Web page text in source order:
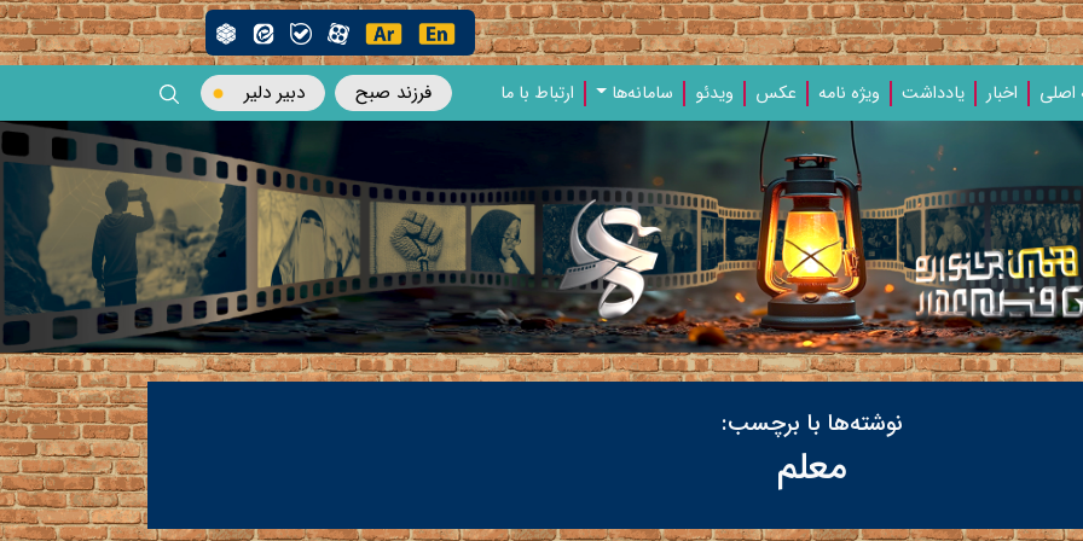
فرزند صبح دبیر دلیر اخبار یادداشت‌ ویژه‌ نامه‌ عکس ویدئو سامانه‌ها ارتباط با ما
نوشته‌ها با برچسب:
معلم